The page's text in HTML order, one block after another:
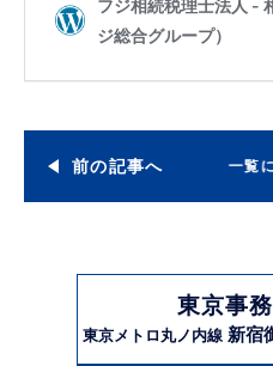
前の記事へ 一覧
東京事
東京メトロ丸ノ内線 新宿